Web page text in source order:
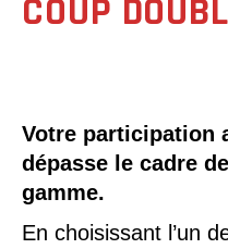
COUP
Votre participation
dépasse le cadre
gamme.
En choisissant l’un